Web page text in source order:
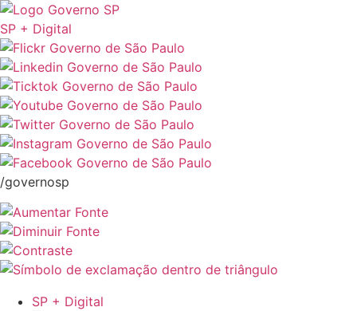
SP + Digital
/governosp
SP + Digital